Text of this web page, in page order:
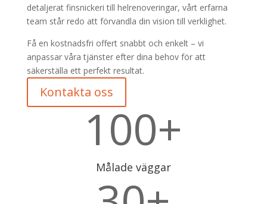
detaljerat finsnickeri till helrenoveringar, vårt erfarna
team står redo att förvandla din vision till verklighet.
Få en kostnadsfri offert snabbt och enkelt – vi
anpassar våra tjänster efter dina behov för att
säkerställa ett perfekt resultat.
Kontakta oss
100+
Målade väggar